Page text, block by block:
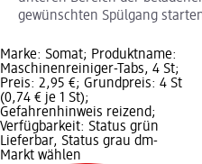
gewünschten Spülgang
Marke: Somat; Produktname:
Maschinenreiniger-Tabs, 4 St;
Preis: 2,95 €; Grundpreis: 4 St
(0,74 € je 1 St);
Gefahrenhinweis reizend;
Verfügbarkeit: Status grün
Lieferbar, Status grau dm-
Markt wählen